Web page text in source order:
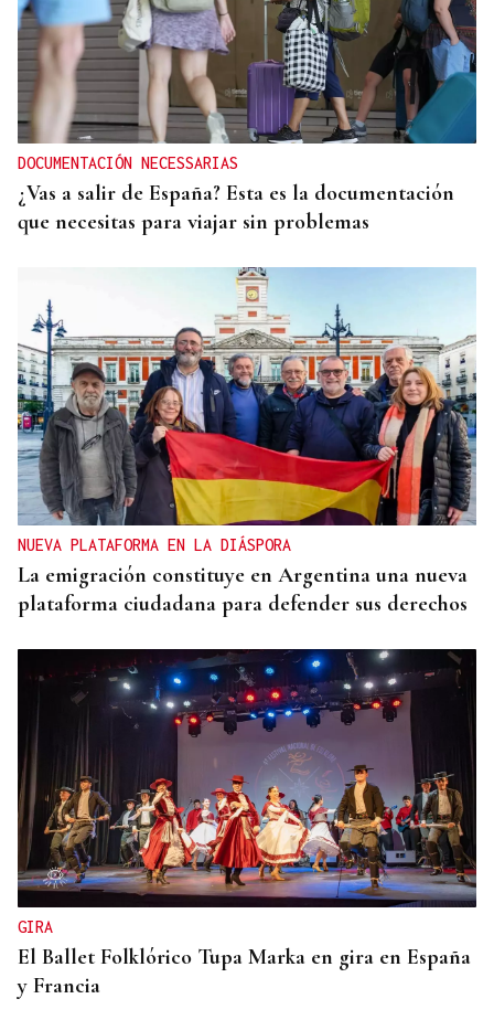
DOCUMENTACIÓN NECESSARIAS
¿Vas a salir de España? Esta es la documentación
que necesitas para viajar sin problemas
NUEVA PLATAFORMA EN LA DIÁSPORA
La emigración constituye en Argentina una nueva
plataforma ciudadana para defender sus derechos
GIRA
El Ballet Folklórico Tupa Marka en gira en España
y Francia